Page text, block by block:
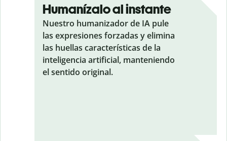
Humanízalo al instante
Nuestro humanizador de IA pule
las expresiones forzadas y elimina
las huellas características de la
inteligencia artificial, manteniendo
el sentido original.